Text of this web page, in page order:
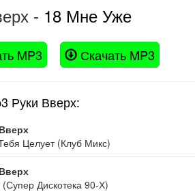
- 18 Мне Уже
MP3 Скачать MP3
Руки Вверх:
Целует (Клуб Микс)
Дискотека 90-Х)